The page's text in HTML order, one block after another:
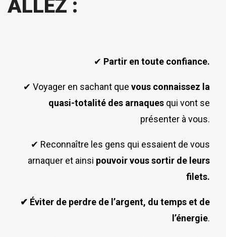
ALLEZ :
✔ Partir en toute confiance.
✔ Voyager en sachant que vous connaissez la
quasi-totalité des arnaques qui vont se
présenter à vous.
✔ Reconnaître les gens qui essaient de vous
arnaquer et ainsi pouvoir vous sortir de leurs
filets.
✔ Éviter de perdre de l’argent, du temps et de
l’énergie.